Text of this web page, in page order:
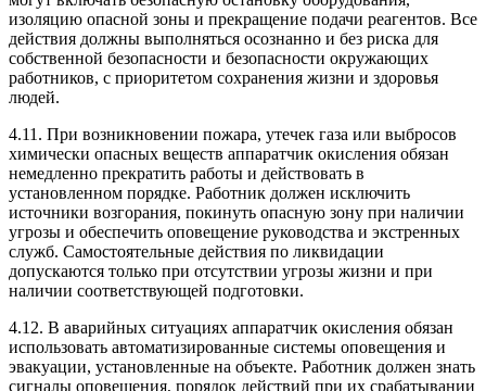
изоляцию опасной зоны и прекращение подачи реагентов. Все
действия должны выполняться осознанно и без риска для
собственной безопасности и безопасности окружающих
работников, с приоритетом сохранения жизни и здоровья
людей.
4.11. При возникновении пожара, утечек газа или выбросов
химически опасных веществ аппаратчик окисления обязан
немедленно прекратить работы и действовать в
установленном порядке. Работник должен исключить
источники возгорания, покинуть опасную зону при наличии
угрозы и обеспечить оповещение руководства и экстренных
служб. Самостоятельные действия по ликвидации
допускаются только при отсутствии угрозы жизни и при
наличии соответствующей подготовки.
4.12. В аварийных ситуациях аппаратчик окисления обязан
использовать автоматизированные системы оповещения и
эвакуации, установленные на объекте. Работник должен знать
сигналы оповещения, порядок действий при их срабатывании